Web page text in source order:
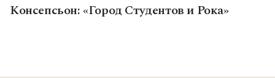
Консепсьон: «Город Студентов и Рока»